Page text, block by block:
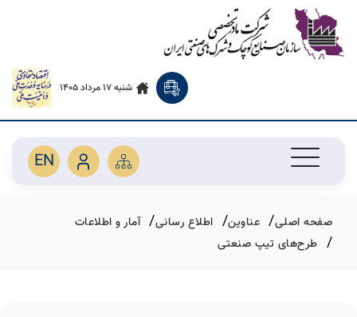
شنبه 17 مرداد 1405
EN
صفحه اصلی عناوین اطلاع رسانی
آمار و اطلاعات
طرح‌های تیپ صنعتی